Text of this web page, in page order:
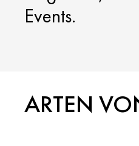
Events.
ARTEN